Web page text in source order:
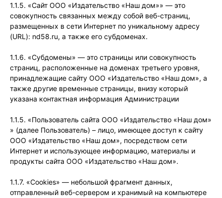
1.1.5. «Сайт ООО «Издательство «Наш дом»» — это
совокупность связанных между собой веб-страниц,
размещенных в сети Интернет по уникальному адресу
(URL): nd58.ru, а также его субдоменах.
1.1.6. «Субдомены» — это страницы или совокупность
страниц, расположенные на доменах третьего уровня,
принадлежащие сайту ООО «Издательство «Наш дом», а
также другие временные страницы, внизу который
указана контактная информация Администрации
1.1.5. «Пользователь сайта ООО «Издательство «Наш дом»
» (далее Пользователь) – лицо, имеющее доступ к сайту
ООО «Издательство «Наш дом», посредством сети
Интернет и использующее информацию, материалы и
продукты сайта ООО «Издательство «Наш дом».
1.1.7. «Cookies» — небольшой фрагмент данных,
отправленный веб-сервером и хранимый на компьютере